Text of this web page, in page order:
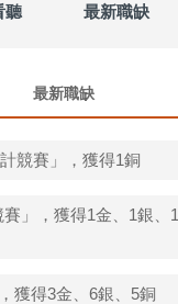
聽 最新職缺
最新職缺
競賽」，獲得1銅
」，獲得1金、1銀、1
獲得3金、6銀、5銅